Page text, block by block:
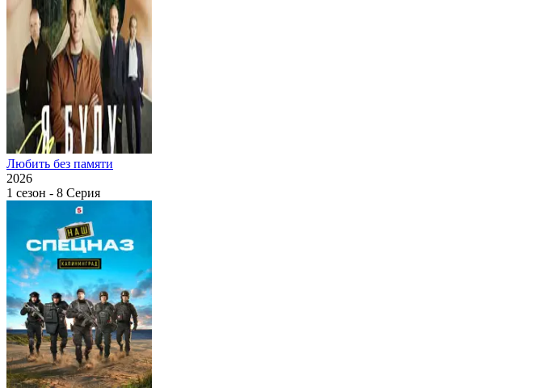
Любить без памяти
2026
1 сезон - 8 Серия